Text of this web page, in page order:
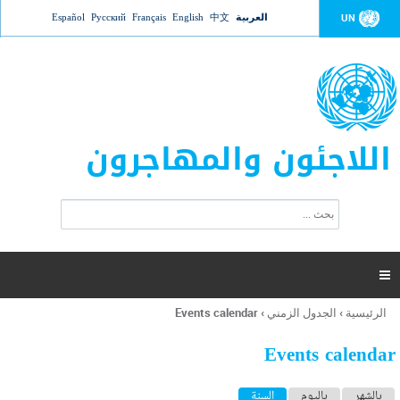
Jump to navigation UN العربية 中文
English
Français
Русский
Español
اللاجئون والمهاجرون
ت
ر
ل
ح
ب

أنت
هنا
الرئيسية › الجدول الزمني ›
Events calendar
Events calendar